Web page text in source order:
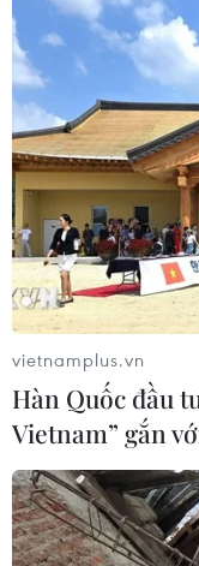
vietnamplus.vn
Hàn Quốc đầu
Vietnam” gắn